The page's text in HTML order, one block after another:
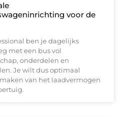
voor de
ben je dagelijks
met een bus vol
onderdelen en
Je wilt dus optimaal
van het laadvermogen